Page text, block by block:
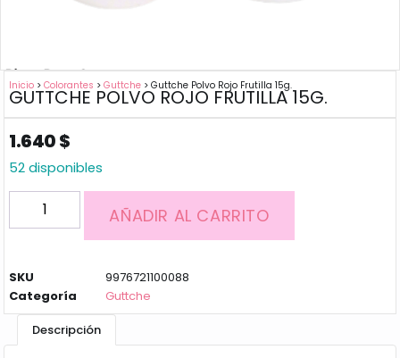
Inicio >Colorantes >Guttche > Guttche Polvo Rojo Frutilla 15g.
GUTTCHE POLVO ROJO FRUTILLA 15G.
1.640$
52 disponibles
AÑADIR AL CARRITO
SKU
9976721100088
Categoría
Guttche
Descripción